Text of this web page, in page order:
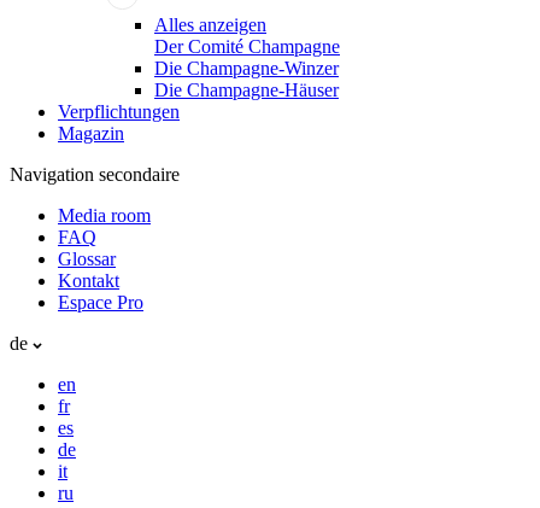
Alles anzeigen
Der Comité Champagne
Die Champagne-Winzer
Die Champagne-Häuser
Verpflichtungen
Magazin
Navigation secondaire
Media room
FAQ
Glossar
Kontakt
Espace Pro
de
en
fr
es
de
it
ru